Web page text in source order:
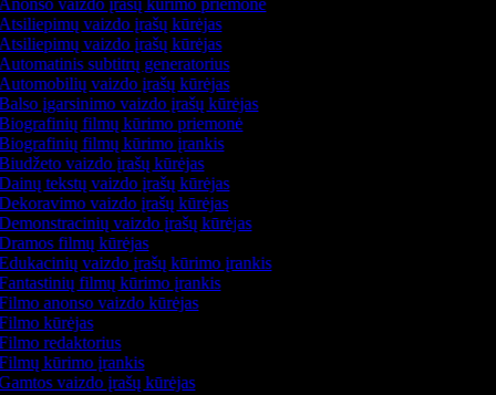
vaizdo įrašų kūrimo priemonė
vaizdo įrašų kūrėjas
vaizdo įrašų kūrėjas
subtitrų generatorius
vaizdo įrašų kūrėjas
įgarsinimo vaizdo įrašų kūrėjas
filmų kūrimo priemonė
filmų kūrimo įrankis
vaizdo įrašų kūrėjas
tekstų vaizdo įrašų kūrėjas
vaizdo įrašų kūrėjas
vaizdo įrašų kūrėjas
filmų kūrėjas
vaizdo įrašų kūrimo įrankis
filmų kūrimo įrankis
anonso vaizdo kūrėjas
kūrėjas
redaktorius
kūrimo įrankis
vaizdo įrašų kūrėjas